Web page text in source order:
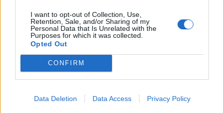
I want to opt-out of Collection, Use,
Retention, Sale, and/or Sharing of my
Personal Data that Is Unrelated with the
Purposes for which it was collected.
Opted Out
CONFIRM
Data Deletion Data Access Privacy Policy
Anno di Fondazione:1865
Nottingham